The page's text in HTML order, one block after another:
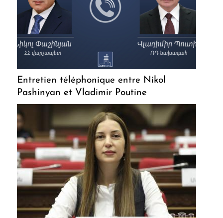
Entretien téléphonique entre Nikol
Pashinyan et Vladimir Poutine